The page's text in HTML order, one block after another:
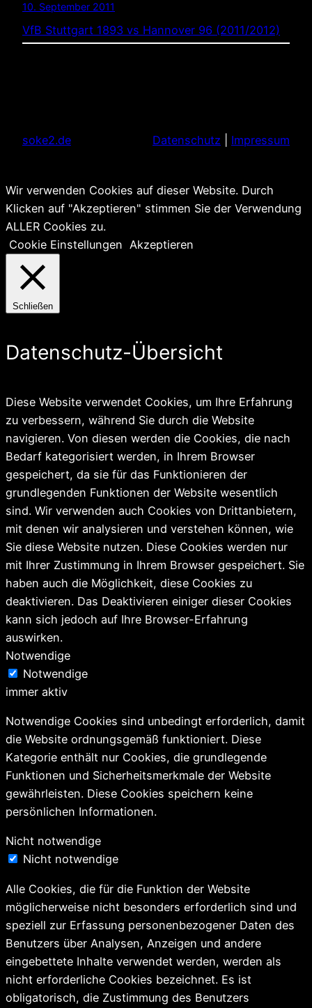
10. September 2011
VfB Stuttgart 1893 vs Hannover 96 (2011/2012)
soke2.de Datenschutz Impressum
Wir verwenden Cookies auf dieser Website. Durch
Klicken auf "Akzeptieren" stimmen Sie der Verwendung
ALLER Cookies zu.
Cookie Einstellungen Akzeptieren
Schließen
Datenschutz-Übersicht
Diese Website verwendet Cookies, um Ihre Erfahrung
zu verbessern, während Sie durch die Website
navigieren. Von diesen werden die Cookies, die nach
Bedarf kategorisiert werden, in Ihrem Browser
gespeichert, da sie für das Funktionieren der
grundlegenden Funktionen der Website wesentlich
sind. Wir verwenden auch Cookies von Drittanbietern,
mit denen wir analysieren und verstehen können, wie
Sie diese Website nutzen. Diese Cookies werden nur
mit Ihrer Zustimmung in Ihrem Browser gespeichert. Sie
haben auch die Möglichkeit, diese Cookies zu
deaktivieren. Das Deaktivieren einiger dieser Cookies
kann sich jedoch auf Ihre Browser-Erfahrung
auswirken.
Notwendige
Notwendige
immer aktiv
Notwendige Cookies sind unbedingt erforderlich, damit
die Website ordnungsgemäß funktioniert. Diese
Kategorie enthält nur Cookies, die grundlegende
Funktionen und Sicherheitsmerkmale der Website
gewährleisten. Diese Cookies speichern keine
persönlichen Informationen.
Nicht notwendige
Nicht notwendige
Alle Cookies, die für die Funktion der Website
möglicherweise nicht besonders erforderlich sind und
speziell zur Erfassung personenbezogener Daten des
Benutzers über Analysen, Anzeigen und andere
eingebettete Inhalte verwendet werden, werden als
nicht erforderliche Cookies bezeichnet. Es ist
obligatorisch, die Zustimmung des Benutzers